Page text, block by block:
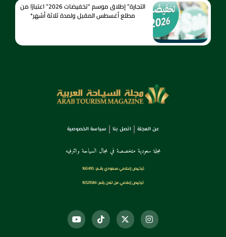
التجارة” إطلاق موسم “تخفيضات 2026” اعتبارًا من
مطلع أغسطس المقبل ولمدة ثلاثة أشهر*
عن المجلة اتصل بنا سياسة الخصوصية
مجلة سعودية متخصصة في مجال السياحة والترفيه
ترخـيص إعـلامي سـعودي رقــم: 160495
ترخيص إعلامي من لندن رقم: 16321584